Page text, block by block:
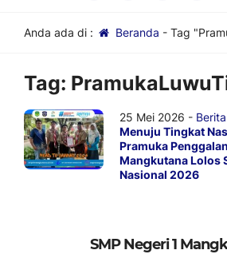
Anda ada di : Beranda - Tag
Tag:
25 Mei 2026 - Berita
Menuju Tingkat
Pramuka
Mangkutana Lolos
Nasional 2026
SMP Negeri 1